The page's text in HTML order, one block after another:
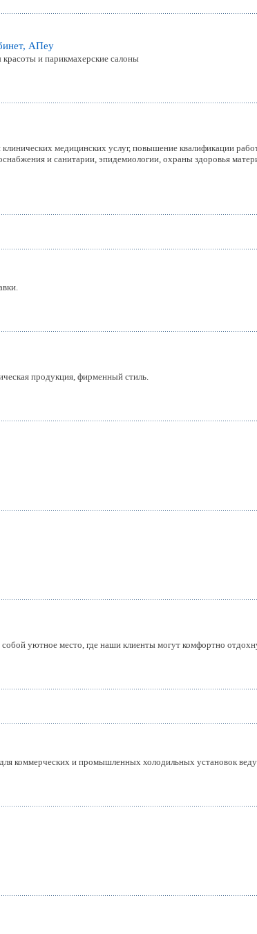
АПey
и парикмахерские салоны
медицинских услуг, повышение квалификации
и санитарии, эпидемиологии, охраны здоровья
продукция, фирменный стиль.
уютное место, где наши клиенты могут комфортно
коммерческих и промышленных холодильных установок